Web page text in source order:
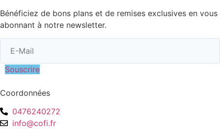
Bénéficiez de bons plans et de remises exclusives en vous
abonnant à notre newsletter.
Souscrire
Coordonnées
0476240272
info@cofi.fr